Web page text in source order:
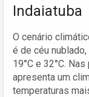
Indaiatuba
O cenário
é de céu
19°C e 32°C.
apresenta um
temperaturas